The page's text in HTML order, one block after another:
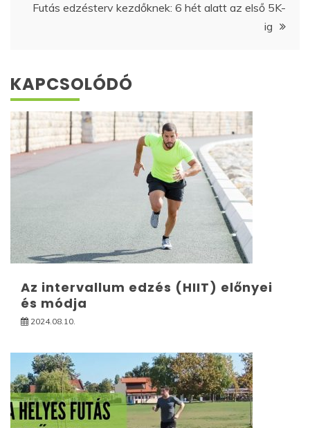
Futás edzésterv kezdőknek: 6 hét alatt az első 5K-
ig
KAPCSOLÓDÓ
Az intervallum edzés (HIIT) előnyei
és módja
2024.08.10.